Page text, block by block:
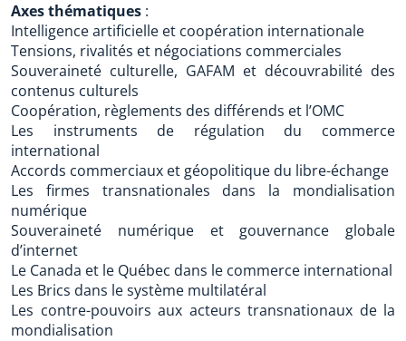
Axes thématiques :
Intelligence artificielle et coopération internationale
Tensions, rivalités et négociations commerciales
Souveraineté culturelle, GAFAM et découvrabilité des
contenus culturels
Coopération, règlements des différends et l’OMC
Les instruments de régulation du commerce
international
Accords commerciaux et géopolitique du libre-échange
Les firmes transnationales dans la mondialisation
numérique
Souveraineté numérique et gouvernance globale
d’internet
Le Canada et le Québec dans le commerce international
Les Brics dans le système multilatéral
Les contre-pouvoirs aux acteurs transnationaux de la
mondialisation